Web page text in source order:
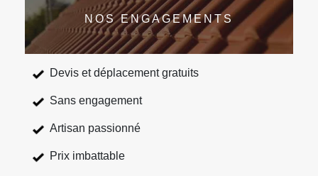
NOS ENGAGEMENTS
Devis et déplacement gratuits
Sans engagement
Artisan passionné
Prix imbattable